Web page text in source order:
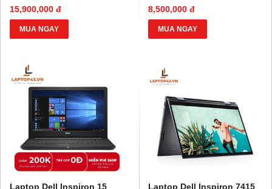
HDsaison - chỉ cần CMND
BLX hoặc hộ khẩu gốc )
Giảm 20%khi nâng cấp Ram-
SSD
10.000 Voucher Giảm
Giá 500.000đ
15,900,000 đ
MUA NGAY
HDsaison - chỉ cần CMND
BLX hoặc hộ khẩu gốc )
Giảm 20%khi nâng cấp Ram-
SSD
10.000 Voucher Giảm
Giá 500.000đ
8,500,000 đ
MUA NGAY
Laptop Dell Inspiron 15
Laptop Dell Inspiron 7415